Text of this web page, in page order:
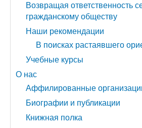
Возвращая ответственность
гражданскому обществу
Наши рекомендации
В поисках растаявшего
Учебные курсы
О нас
Аффилированные
Биографии и публикации
Книжная полка